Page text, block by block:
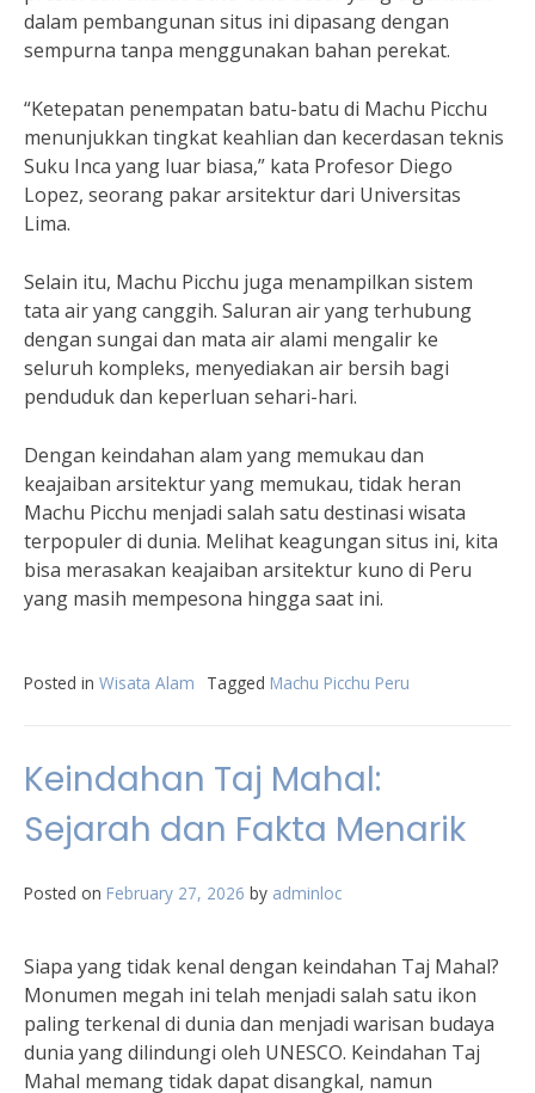
dalam pembangunan situs ini dipasang dengan
sempurna tanpa menggunakan bahan perekat.
“Ketepatan penempatan batu-batu di Machu Picchu
menunjukkan tingkat keahlian dan kecerdasan teknis
Suku Inca yang luar biasa,” kata Profesor Diego
Lopez, seorang pakar arsitektur dari Universitas
Lima.
Selain itu, Machu Picchu juga menampilkan sistem
tata air yang canggih. Saluran air yang terhubung
dengan sungai dan mata air alami mengalir ke
seluruh kompleks, menyediakan air bersih bagi
penduduk dan keperluan sehari-hari.
Dengan keindahan alam yang memukau dan
keajaiban arsitektur yang memukau, tidak heran
Machu Picchu menjadi salah satu destinasi wisata
terpopuler di dunia. Melihat keagungan situs ini, kita
bisa merasakan keajaiban arsitektur kuno di Peru
yang masih mempesona hingga saat ini.
Posted in Wisata Alam Tagged Machu Picchu Peru
Keindahan Taj Mahal:
Sejarah dan Fakta Menarik
Posted on February 27, 2026 by adminloc
Siapa yang tidak kenal dengan keindahan Taj Mahal?
Monumen megah ini telah menjadi salah satu ikon
paling terkenal di dunia dan menjadi warisan budaya
dunia yang dilindungi oleh UNESCO. Keindahan Taj
Mahal memang tidak dapat disangkal, namun